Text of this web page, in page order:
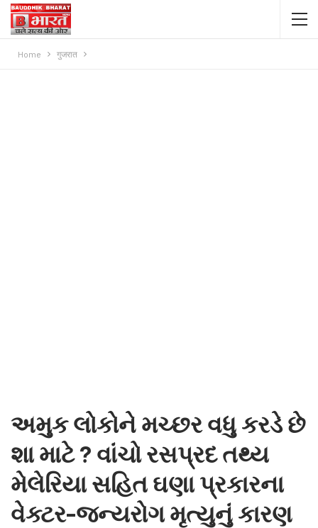
Home गुजरात
અમુક લોકોને મચ્છર વધુ કરડે છે
શા માટે ? વાંચો રસપ્રદ તથ્ય
મેલેરિયા સહિત ઘણા પ્રકારના
વેક્ટર-જન્યરોગ મૃત્યુનું કારણ